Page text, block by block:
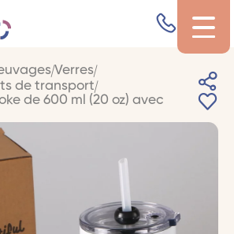
Verres
de transport
de 600 ml (20 oz) avec